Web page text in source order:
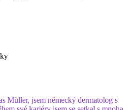
Müller, jsem německý dermatolog s